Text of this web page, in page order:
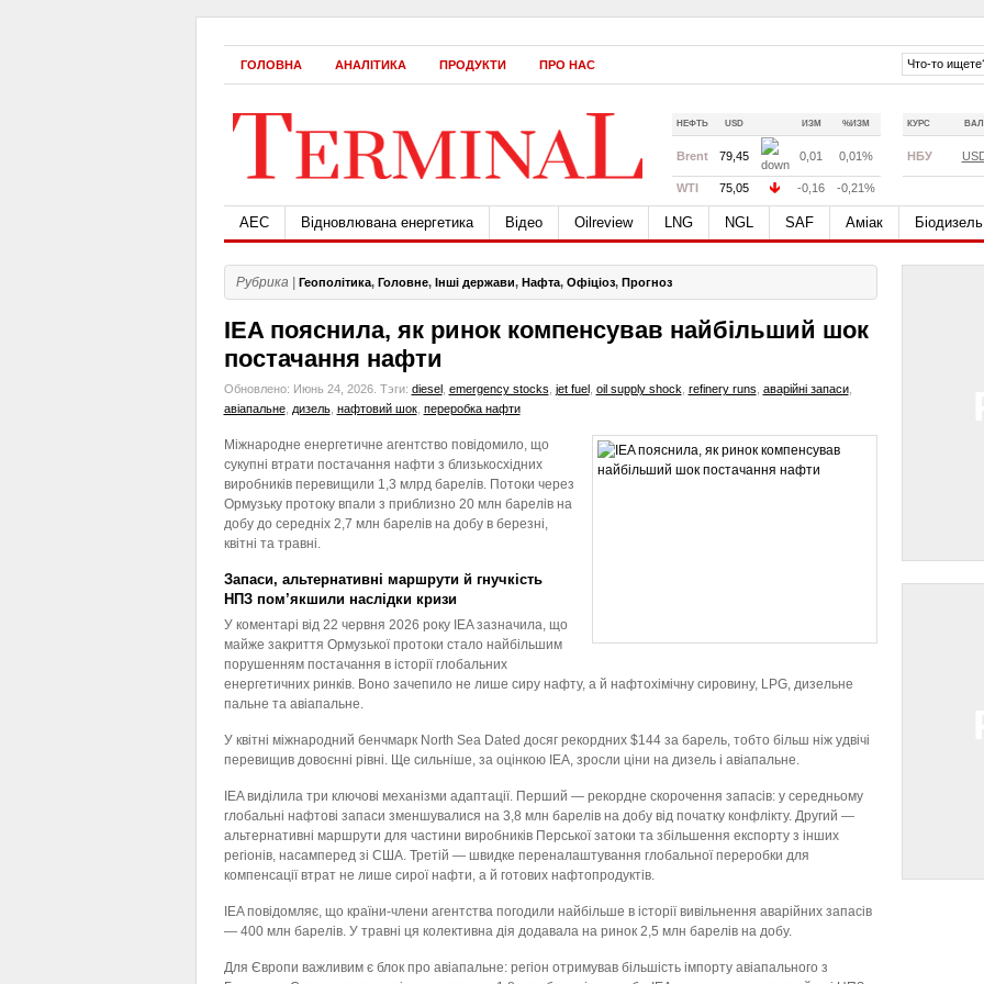
ГОЛОВНА АНАЛІТИКА ПРОДУКТИ ПРО НАС
КУРС ВАЛ
НБУ
НЕФТЬ USD ИЗМ %ИЗМ
Brent 79,45 0,01 0,01%
WTI 75,05 -0,16 -0,21%
АЕС Відновлювана енергетика Відео Oilreview LNG NGL SAF Аміак Біодизель
Рубрика | Геополітика, Головне, Інші держави, Нафта, Офіціоз, Прогноз
IEA пояснила, як ринок компенсував найбільший шок
постачання нафти
Обновлено: Июнь 24, 2026. Тэги: diesel, emergency stocks jet fuel, oil supply shock refinery runs аварійні запаси,
авіапальне, дизель, нафтовий шок, переробка нафти
Міжнародне енергетичне агентство повідомило, що
сукупні втрати постачання нафти з близькосхідних
виробників перевищили 1,3 млрд барелів. Потоки через
Ормузьку протоку впали з приблизно 20 млн барелів на
добу до середніх 2,7 млн барелів на добу в березні,
квітні та травні.
Запаси, альтернативні маршрути й гнучкість
НПЗ пом’якшили наслідки кризи
У коментарі від 22 червня 2026 року IEA зазначила, що
майже закриття Ормузької протоки стало найбільшим
порушенням постачання в історії глобальних
енергетичних ринків. Воно зачепило не лише сиру нафту, а й нафтохімічну сировину, LPG, дизельне
пальне та авіапальне.
У квітні міжнародний бенчмарк North Sea Dated досяг рекордних $144 за барель, тобто більш ніж удвічі
перевищив довоєнні рівні. Ще сильніше, за оцінкою IEA, зросли ціни на дизель і авіапальне.
IEA виділила три ключові механізми адаптації. Перший — рекордне скорочення запасів: у середньому
глобальні нафтові запаси зменшувалися на 3,8 млн барелів на добу від початку конфлікту. Другий —
альтернативні маршрути для частини виробників Перської затоки та збільшення експорту з інших
регіонів, насамперед зі США. Третій — швидке переналаштування глобальної переробки для
компенсації втрат не лише сирої нафти, а й готових нафтопродуктів.
IEA повідомляє, що країни-члени агентства погодили найбільше в історії вивільнення аварійних запасів
— 400 млн барелів. У травні ця колективна дія додавала на ринок 2,5 млн барелів на добу.
Для Європи важливим є блок про авіапальне: регіон отримував більшість імпорту авіапального з